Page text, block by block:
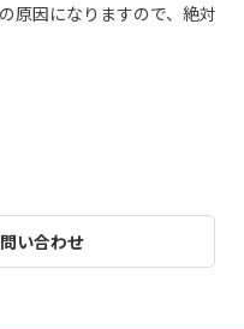
原因になりますので、絶対
い合わせ